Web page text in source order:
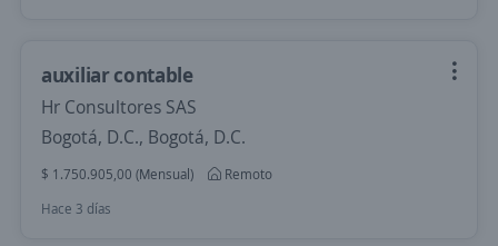
auxiliar contable
Hr Consultores SAS
Bogotá, D.C., Bogotá, D.C.
$ 1.750.905,00 (Mensual)
Remoto
Hace 3 días